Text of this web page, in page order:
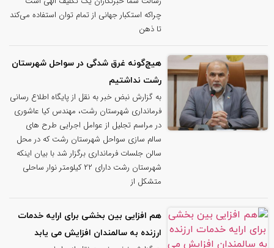
چراکه استکبار جهانی از تمام توان استفاده می‌کند
تا ذهن
هیچ‌گونه غرق شدگی در سواحل شهرستان
رشت نداشتیم
به گزارش نبض خبر به نقل از پایگاه اطلاع رسانی
فرمانداری شهرستان رشت، مهندس کیا عاشوری
در مراسم تجلیل از عوامل اجرایی طرح های
سالم سازی سواحل شهرستان رشت که در محل
سالن جلسات فرمانداری برگزار شد با بیان اینکه
شهرستان رشت دارای ۲۲ کیلومتر نوار ساحلی
متشکل از
هم افزایی بین بخشی برای ارایه خدمات
ارزنده به سالمندان افزایش می یابد